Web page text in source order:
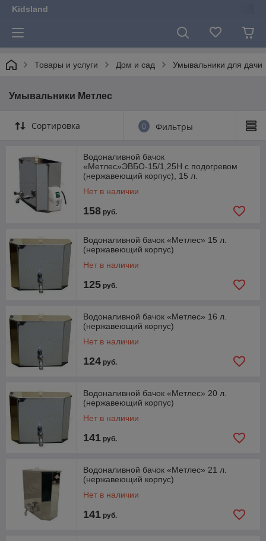
Kidsland
Товары и услуги Дом и сад Умывальники для дачи
Умывальники Метлес
Сортировка 0 Фильтры
Водоналивной бачок
«Метлес»ЭВБО-15/1,25Н с подогревом
(нержавеющий корпус), 15 л.
Нет в наличии
158 руб.
Водоналивной бачок «Метлес» 15 л.
(нержавеющий корпус)
Нет в наличии
125 руб.
Водоналивной бачок «Метлес» 16 л.
(нержавеющий корпус)
Нет в наличии
124 руб.
Водоналивной бачок «Метлес» 20 л.
(нержавеющий корпус)
Нет в наличии
141 руб.
Водоналивной бачок «Метлес» 21 л.
(нержавеющий корпус)
Нет в наличии
141 руб.